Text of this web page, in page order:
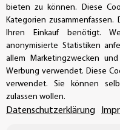
bieten zu können. Diese
Kategorien
Ihren Einkauf benötigt.
anonymisierte Statistiken
allem Marketingzwecken
Werbung verwendet. Diese
verwendet. Sie können
zulassen wollen.
Datenschutzerklärung